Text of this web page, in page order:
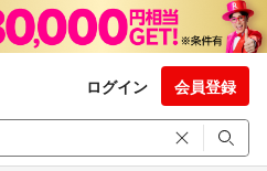
ログイン 会員登録